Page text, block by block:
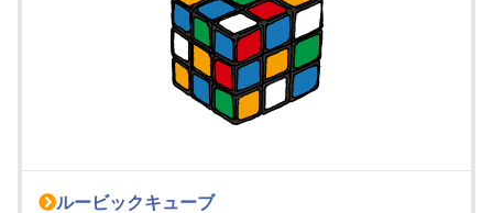
ルービックキューブ